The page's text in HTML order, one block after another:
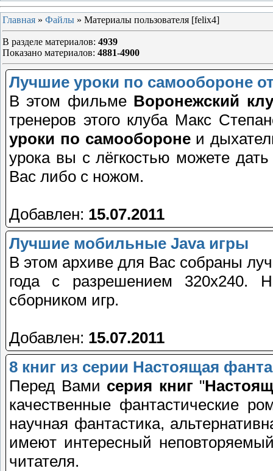
Главная » Файлы » Материалы пользователя [felix4]
В разделе материалов: 4939
Показано материалов: 4881-4900
Лучшие уроки по самообороне
В этом фильме Воронежский
тренеров этого клуба Макс
уроки по самооборонеи
урока вы с лёгкостью можете
Вас либо с ножом.
Добавлен: 15.07.2011
Лучшие мобильные Java игры
В этом архиве для Вас собраны
года с разрешением 320x240.
сборником игр.
Добавлен: 15.07.2011
8 книг из серии Настоящая
Перед Вами серия книг"
качественные фантастические
научная фантастика,
имеют интересный
читателя.